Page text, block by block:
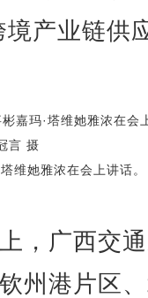
境产业链供
维她雅浓在会上讲话
广西交
州港片区